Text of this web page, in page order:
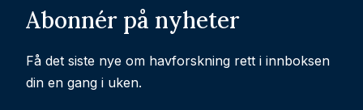
Abonnér på nyheter
Få det siste nye om havforskning rett i innboksen
din en gang i uken.